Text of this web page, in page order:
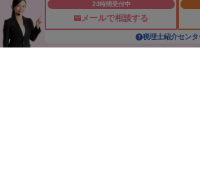
24時間受付中
メールで相談する
税理士紹介センタ
朝日新聞社の関連サイト